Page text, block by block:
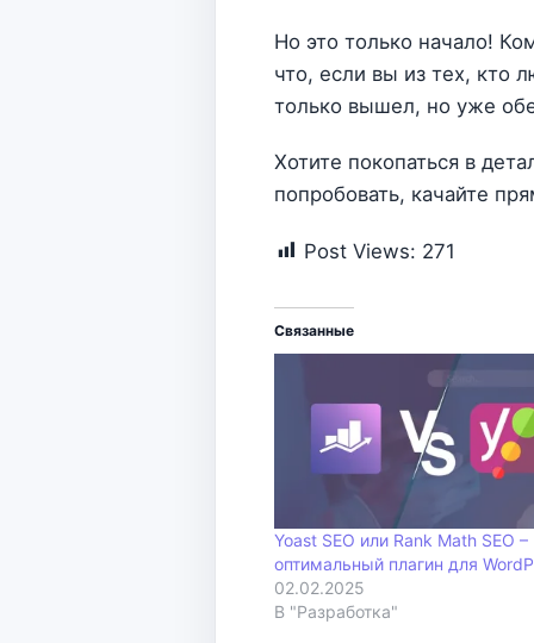
Но это только начало!
что, если вы из тех, кто
только вышел, но уже
Хотите покопаться в
попробовать, качайте
Post Views: 271
Связанные
Yoast SEO или Rank Math SEO –
оптимальный плагин для
02.02.2025
В "Разработка"